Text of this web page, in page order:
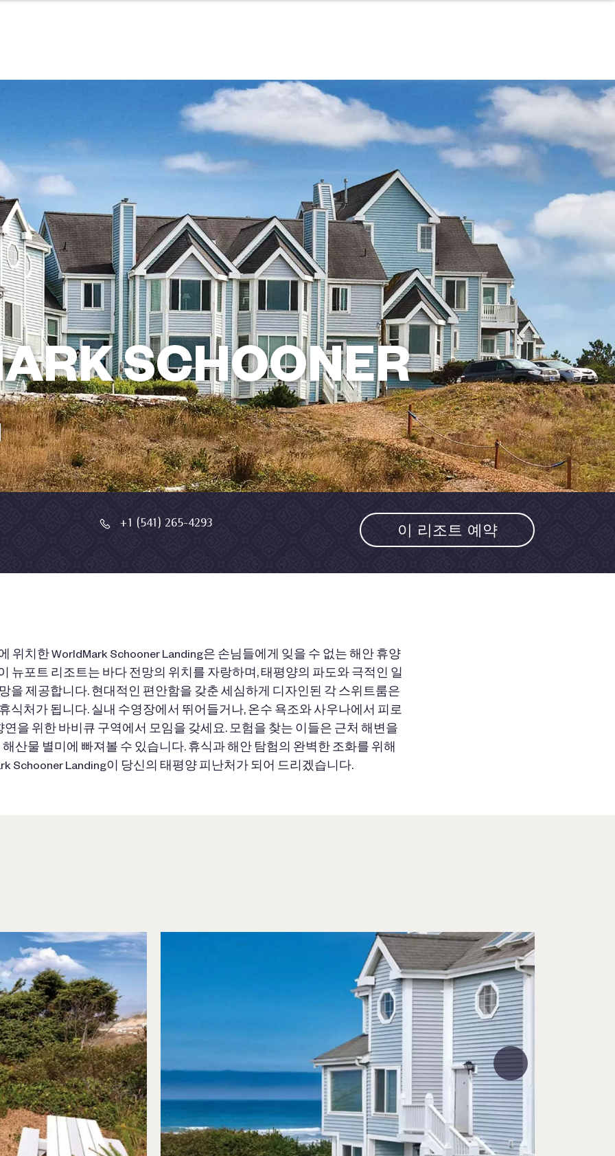
SCHOONER
+1 (541) 265-4293 이 리조트 예약
위치한 WorldMark Schooner Landing은 손님들에게 잊을 수 없는 해안 휴양
뉴포트 리조트는 바다 전망의 위치를 자랑하며, 태평양의 파도와 극적인 일
을 제공합니다. 현대적인 편안함을 갖춘 세심하게 디자인된 각 스위트룸은
식처가 됩니다. 실내 수영장에서 뛰어들거나, 온수 욕조와 사우나에서 피로
연을 위한 바비큐 구역에서 모임을 갖세요. 모험을 찾는 이들은 근처 해변을
산물 별미에 빠져볼 수 있습니다. 휴식과 해안 탐험의 완벽한 조화를 위해
Schooner Landing이 당신의 태평양 피난처가 되어 드리겠습니다.